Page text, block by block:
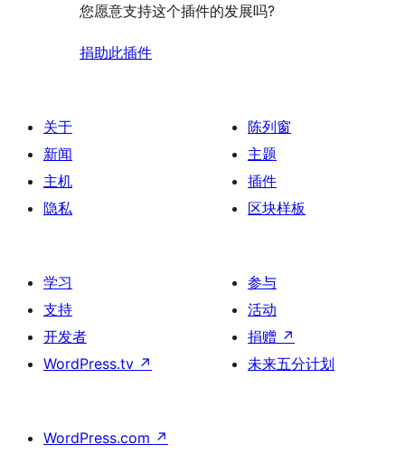
您愿意支持这个插件的发展吗?
捐助此插件
关于
新闻
主机
隐私
陈列窗
主题
插件
区块样板
学习
支持
开发者
WordPress.tv ↗
参与
活动
捐赠 ↗
未来五分计划
WordPress.com ↗